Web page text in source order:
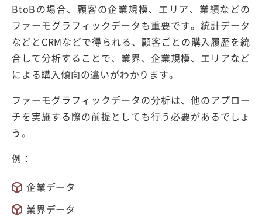
BtoBの場合、顧客の企業規模、エリア、業績などの
ファーモグラフィックデータも重要です。統計データ
などとCRMなどで得られる、顧客ごとの購入履歴を統
合して分析することで、業界、企業規模、エリアなど
による購入傾向の違いがわかります。
ファーモグラフィックデータの分析は、他のアプロー
チを実施する際の前提としても行う必要があるでしょ
う。
例：
企業データ
業界データ